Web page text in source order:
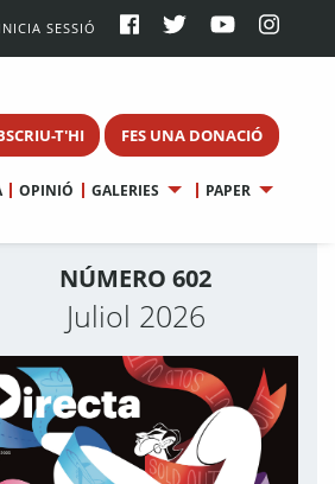
INICIA SESSIÓ
T'HI FES UNA DONACIÓ
OPINIÓ GALERIES PAPER
NÚMERO 602
Juliol 2026